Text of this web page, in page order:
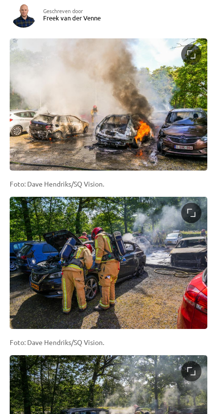
Geschreven door
Freek van der Venne
Foto: Dave Hendriks/SQ Vision.
Foto: Dave Hendriks/SQ Vision.